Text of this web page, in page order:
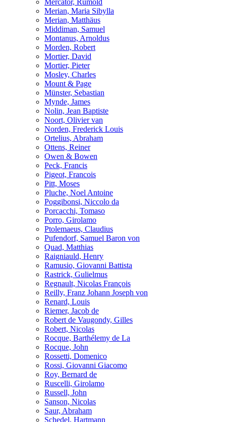
Mercator, Rumold
Merian, Maria Sibylla
Merian, Matthäus
Middiman, Samuel
Montanus, Arnoldus
Morden, Robert
Mortier, David
Mortier, Pieter
Mosley, Charles
Mount & Page
Münster, Sebastian
Mynde, James
Nolin, Jean Baptiste
Noort, Olivier van
Norden, Frederick Louis
Ortelius, Abraham
Ottens, Reiner
Owen & Bowen
Peck, Francis
Pigeot, Francois
Pitt, Moses
Pluche, Noel Antoine
Poggibonsi, Niccolo da
Porcacchi, Tomaso
Porro, Girolamo
Ptolemaeus, Claudius
Pufendorf, Samuel Baron von
Quad, Matthias
Raigniauld, Henry
Ramusio, Giovanni Battista
Rastrick, Gulielmus
Regnault, Nicolas François
Reilly, Franz Johann Joseph von
Renard, Louis
Riemer, Jacob de
Robert de Vaugondy, Gilles
Robert, Nicolas
Rocque, Barthélemy de La
Rocque, John
Rossetti, Domenico
Rossi, Giovanni Giacomo
Roy, Bernard de
Ruscelli, Girolamo
Russell, John
Sanson, Nicolas
Saur, Abraham
Schedel, Hartmann